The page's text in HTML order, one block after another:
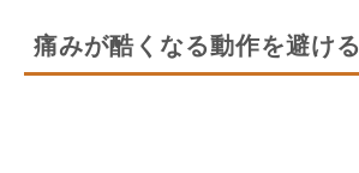
痛みが酷くなる動作を避ける